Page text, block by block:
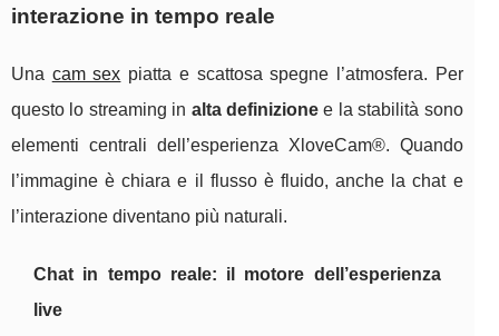
interazione in tempo reale
Una cam sex piatta e scattosa spegne l’atmosfera. Per
questo lo streaming in alta definizione e la stabilità sono
elementi centrali dell’esperienza XloveCam®. Quando
l’immagine è chiara e il flusso è fluido, anche la chat e
l’interazione diventano più naturali.
Chat in tempo reale: il motore dell’esperienza
live